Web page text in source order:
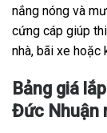
nắng nóng và
cứng cáp giúp
nhà, bãi xe hoặc
Bảng giá
Đức Nhuận